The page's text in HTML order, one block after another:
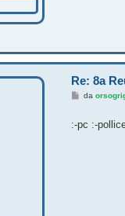
Re: 8a
M
s
da
:-pc :-